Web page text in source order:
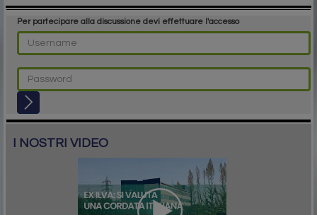
Per partecipare alla discussione devi effettuare l'accesso
I NOSTRI VIDEO